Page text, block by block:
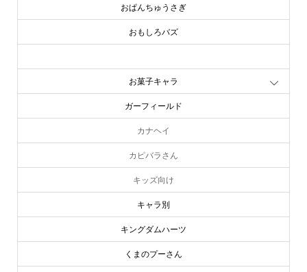
おぱんちゅうさぎ
おもしろバズ
お菓子キャラ
ガーフィールド
カナヘイ
カピバラさん
キッズ向け
キャラ別
キングダムハーツ
くまのプーさん